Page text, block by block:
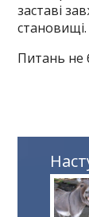
заставі
Питань не